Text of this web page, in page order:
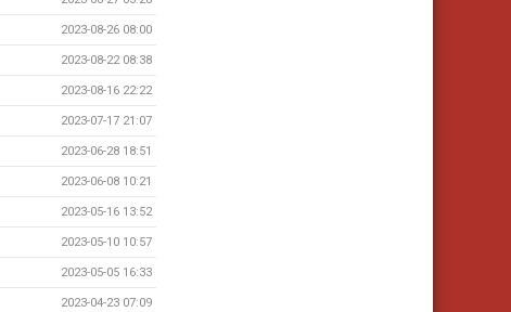
2023-08-26 08:00
2023-08-22 08:38
2023-08-16 22:22
2023-07-17 21:07
2023-06-28 18:51
2023-06-08 10:21
2023-05-16 13:52
2023-05-10 10:57
2023-05-05 16:33
2023-04-23 07:09